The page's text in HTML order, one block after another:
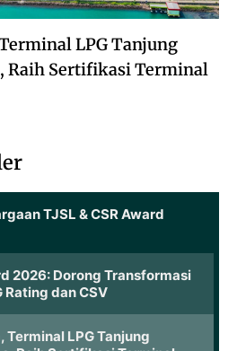
LPG Tanjung
Raih Sertifikasi Terminal